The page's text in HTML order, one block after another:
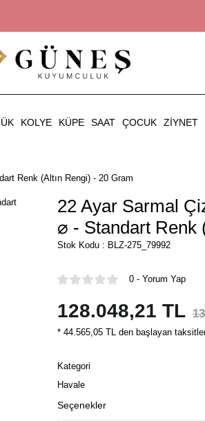
KOLYE KÜPE SAAT ÇOCUK ZIYNET
Renk (Altın Rengi) - 20 Gram
22 Ayar Sarmal
⌀ - Standart Renk
Stok Kodu : BLZ-275_79992
0 - Yorum Yap
128.048,21 TL
* 44.565,05 TL den başlayan
Kategori
Havale
Seçenekler